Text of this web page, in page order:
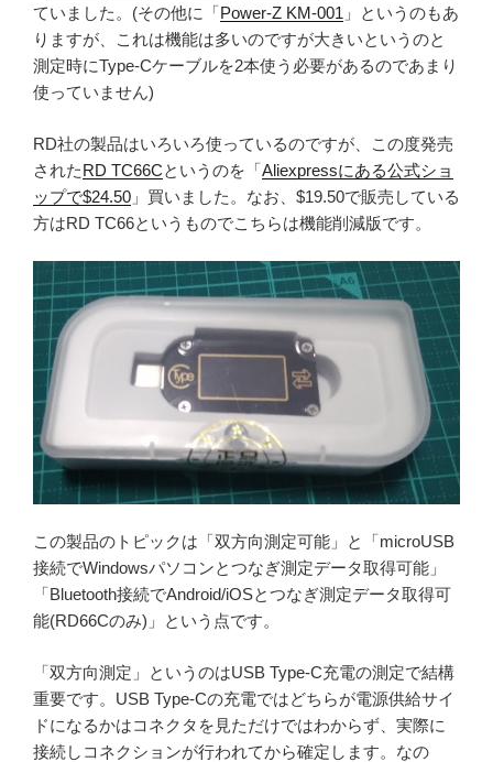
ていました。(その他に「Power-Z KM-001 」というのもあ
りますが、これは機能は多いのですが大きいというのと
測定時にType-Cケーブルを2本使う必要があるのであまり
使っていません)
RD社の製品はいろいろ使っているのですが、この度発売
されたRD TC66Cというのを「Aliexpressにある公式ショ
ップで$24.50 」買いました。なお、$19.50で販売している
方はRD TC66というものでこちらは機能削減版です。
この製品のトピックは「双方向測定可能」と「microUSB
接続でWindowsパソコンとつなぎ測定データ取得可能」
「Bluetooth接続でAndroid/iOSとつなぎ測定データ取得可
能(RD66Cのみ)」という点です。
「双方向測定」というのはUSB Type-C充電の測定で結構
重要です。USB Type-Cの充電ではどちらが電源供給サイ
ドになるかはコネクタを見ただけではわからず、実際に
接続しコネクションが行われてから確定します。なの